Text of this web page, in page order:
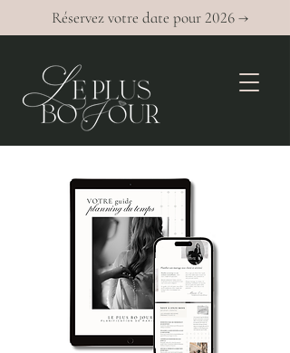
Réservez votre date pour 2026 →